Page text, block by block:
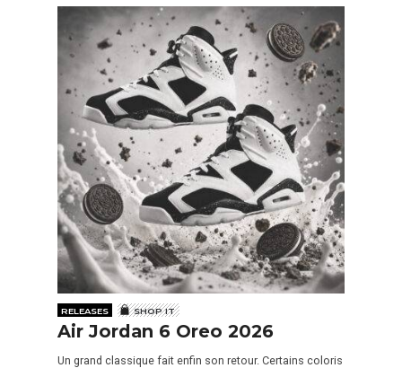
RELEASES SHOP IT
Air Jordan 6 Oreo 2026
Un grand classique fait enfin son retour. Certains coloris